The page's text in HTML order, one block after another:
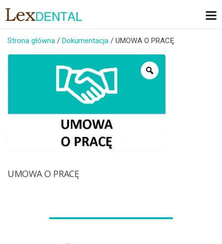
Strona główna / Dokumentacja / UMOWA O PRACĘ
UMOWA O PRACĘ